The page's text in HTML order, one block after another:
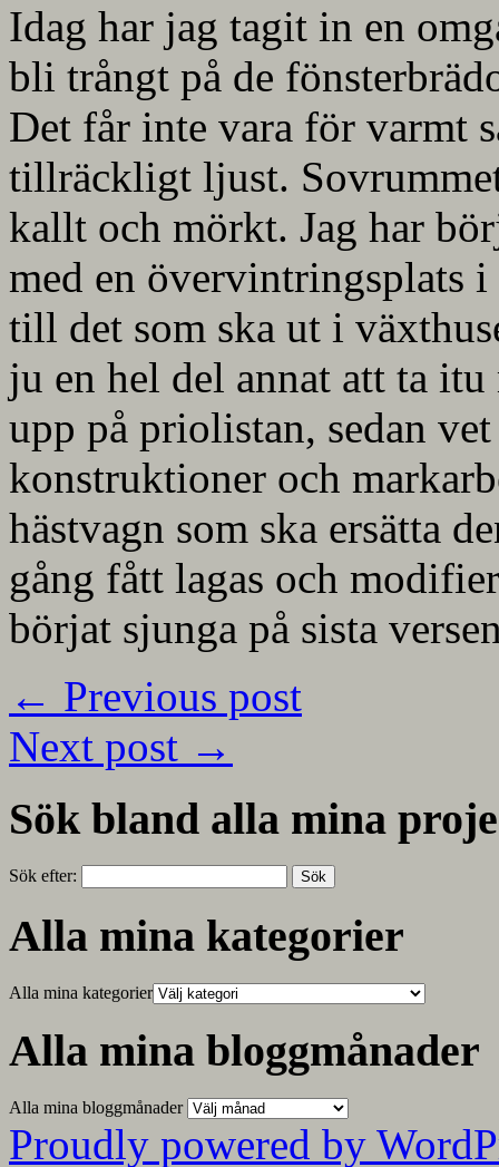
Idag har jag tagit in en
bli trångt på de
Det får inte vara för varmt
tillräckligt ljust.
kallt och mörkt. Jag har
med en övervintringsplats
till det som ska ut i
ju en hel del annat att ta
upp på priolistan, sedan
konstruktioner och
hästvagn som ska ersätta
gång fått lagas och
börjat sjunga på sista
← Previous post
Next post →
Sök bland alla mina
Sök efter:
Alla mina kategorier
Alla mina kategorier
Alla mina bloggmånader
Alla mina bloggmånader
Proudly powered by